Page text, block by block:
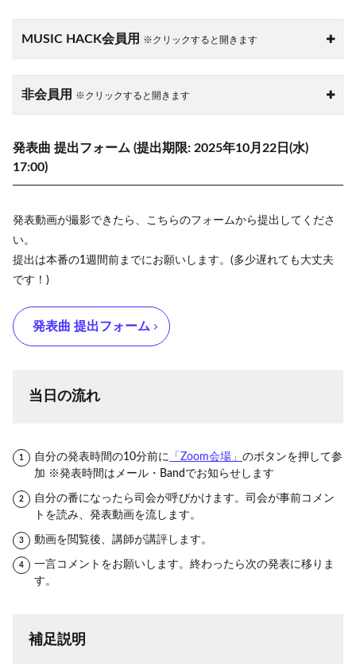
MUSIC HACK会員用 ※クリックすると開きます
非会員用 ※クリックすると開きます
発表曲 提出フォーム (提出期限: 2025年10月22日(水)
17:00)
発表動画が撮影できたら、こちらのフォームから提出してくださ
い。
提出は本番の1週間前までにお願いします。(多少遅れても大丈夫
です！)
発表曲 提出フォーム
当日の流れ
自分の発表時間の10分前に 「Zoom会場」 のボタンを押して参
加 ※発表時間はメール・Bandでお知らせします
自分の番になったら司会が呼びかけます。司会が事前コメン
トを読み、発表動画を流します。
動画を閲覧後、講師が講評します。
一言コメントをお願いします。終わったら次の発表に移りま
す。
補足説明